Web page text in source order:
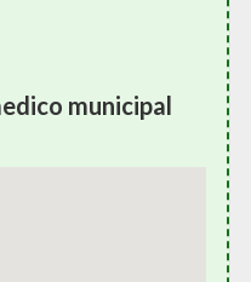
municipal